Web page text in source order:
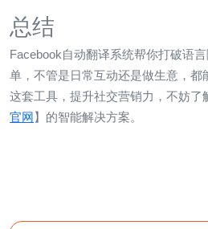
总结
Facebook自动翻译系统帮你打破语
单，不管是日常互动还是做生意，都
这套工具，提升社交营销力，不妨了
官网】的智能解决方案。